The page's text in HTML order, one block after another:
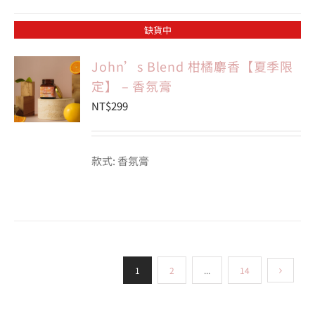
缺貨中
John’s Blend 柑橘麝香【夏季限
定】 – 香氛膏
NT$299
款式: 香氛膏
1 2 ... 14